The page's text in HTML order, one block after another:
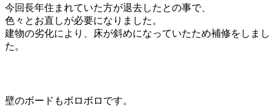
今回長年住まれていた方が退去したとの事で、
色々とお直しが必要になりました。
建物の劣化により、床が斜めになっていたため補修をしまし
た。
壁のボードもボロボロです。